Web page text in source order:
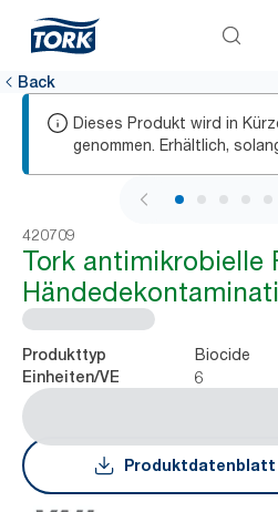
Back
Dieses Produkt wird in
genommen. Erhältlich,
1 / 6
420709
Tork antimikrobielle
Produkttyp Biocide
Einheiten/VE 6